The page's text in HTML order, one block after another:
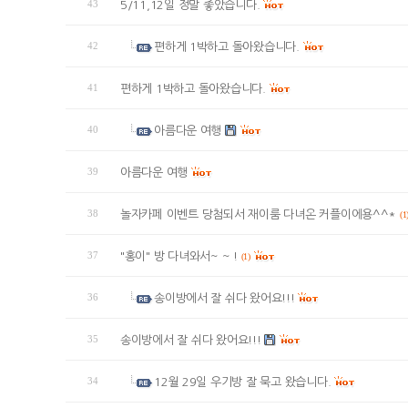
43 5/11,12일 정말 좋았습니다.
42 편하게 1박하고 돌아왔습니다.
41 편하게 1박하고 돌아왔습니다.
40 아름다운 여행
39 아름다운 여행
38 놀자카페 이벤트 당첨되서 재이룸 다녀온 커플이에용^^*
37 "홍이" 방 다녀와서~ ~ ! (1)
36 송이방에서 잘 쉬다 왔어요!!!
35 송이방에서 잘 쉬다 왔어요!!!
34 12월 29일 우기방 잘 묵고 왔습니다.